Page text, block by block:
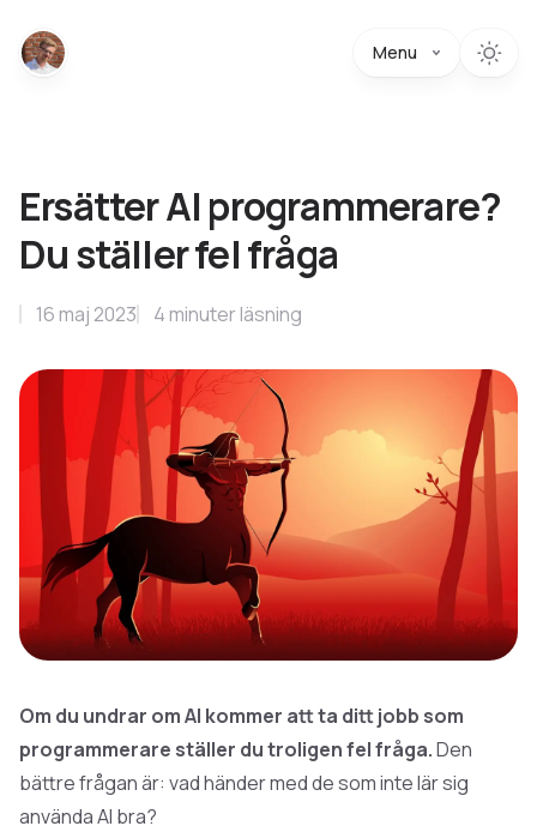
Menu
Ersätter AI programmerare?
Du ställer fel fråga
16 maj 2023 4 minuter läsning
Om du undrar om AI kommer att ta ditt jobb som
programmerare ställer du troligen fel fråga.Den
bättre frågan är: vad händer med de som inte lär sig
använda AI bra?